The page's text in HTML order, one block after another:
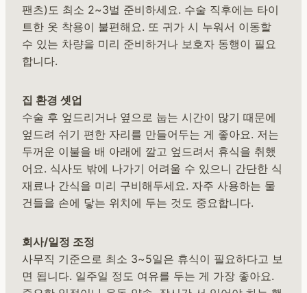
팬츠)도 최소 2~3벌 준비하세요. 수술 직후에는 타이
트한 옷 착용이 불편해요. 또 귀가 시 누워서 이동할
수 있는 차량을 미리 준비하거나 보호자 동행이 필요
합니다.
집 환경 셋업
수술 후 엎드리거나 옆으로 눕는 시간이 많기 때문에
엎드려 쉬기 편한 자리를 만들어두는 게 좋아요. 저는
두꺼운 이불을 배 아래에 깔고 엎드려서 휴식을 취했
어요. 식사도 밖에 나가기 어려울 수 있으니 간단한 식
재료나 간식을 미리 구비해두세요. 자주 사용하는 물
건들을 손에 닿는 위치에 두는 것도 중요합니다.
회사/일정 조정
사무직 기준으로 최소 3~5일은 휴식이 필요하다고 보
면 됩니다. 일주일 정도 여유를 두는 게 가장 좋아요.